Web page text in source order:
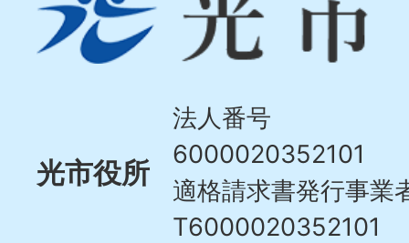
市
Hikari
光市役所
法人番号
6000020352101
適格請求書発行事業
T6000020352101